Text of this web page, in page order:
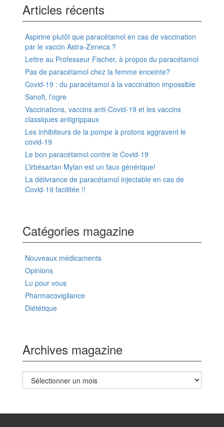
Articles récents
Aspirine plutôt que paracétamol en cas de vaccination
par le vaccin Astra-Zeneca ?
Lettre au Professeur Fischer, à propos du paracétamol
Pas de paracétamol chez la femme enceinte?
Covid-19 : du paracétamol à la vaccination impossible
Sanofi, l’ogre
Vaccinations, vaccins anti-Covid-19 et les vaccins
classiques antigrippaux
Les inhibiteurs de la pompe à protons aggravent le
covid-19
Le bon paracétamol contre le Covid-19
L’irbésartan Mylan est un faux générique!
La délivrance de paracétamol injectable en cas de
Covid-19 facilitée !!
Catégories magazine
Nouveaux médicaments
Opinions
Lu pour vous
Pharmacovigilance
Diététique
Archives magazine
Archives
magazine